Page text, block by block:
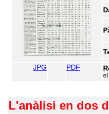
JPG PDF
el
L'anàlisi en dos